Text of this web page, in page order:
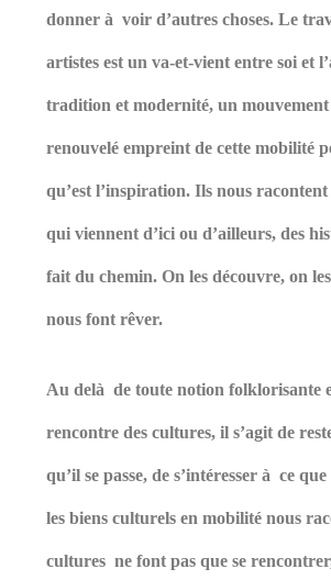
donner à voir d’autres choses. Le
artistes est un va-et-vient entre soi et
tradition et modernité, un mouvement
renouvelé empreint de cette mobilité
qu’est l’inspiration. Ils nous racontent
qui viennent d’ici ou d’ailleurs, des
fait du chemin. On les découvre, on
nous font rêver.
Au delà de toute notion folklorisante
rencontre des cultures, il s’agit de
qu’il se passe, de s’intéresser à ce
les biens culturels en mobilité nous
cultures ne font pas que se